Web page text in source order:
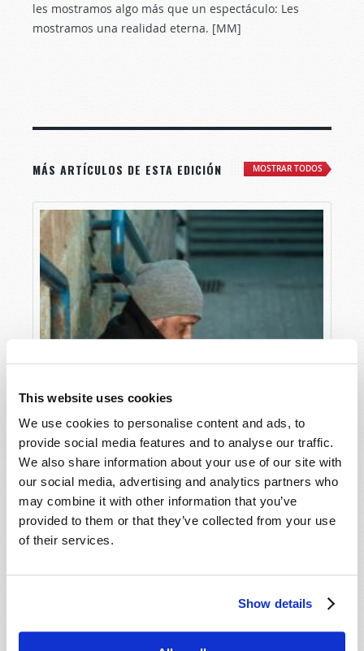
This website uses cookies
We use cookies to personalise content and ads, to
provide social media features and to analyse our traffic.
We also share information about your use of our site with
our social media, advertising and analytics partners who
may combine it with other information that you’ve
provided to them or that they’ve collected from your use
of their services.
Show details
les mostramos algo más que un espectáculo: Les
mostramos una realidad eterna. [MM]
MÁS ARTÍCULOS DE ESTA EDICIÓN MOSTRAR TODOS
LA PROFECÍA COBRA VIDA - GLOBALIZACIÓN
DE LA CODICIA